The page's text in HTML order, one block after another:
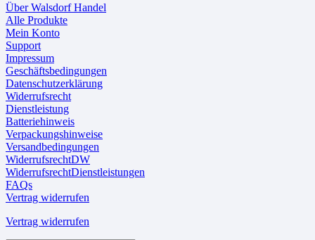
Über Walsdorf Handel
Alle Produkte
Mein Konto
Support
Impressum
Geschäftsbedingungen
Datenschutzerklärung
Widerrufsrecht
Dienstleistung
Batteriehinweis
Verpackungshinweise
Versandbedingungen
WiderrufsrechtDW
WiderrufsrechtDienstleistungen
FAQs
Vertrag widerrufen
Vertrag widerrufen